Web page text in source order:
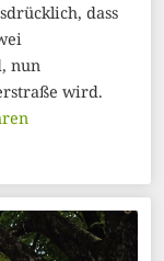
dass
nun
wird.